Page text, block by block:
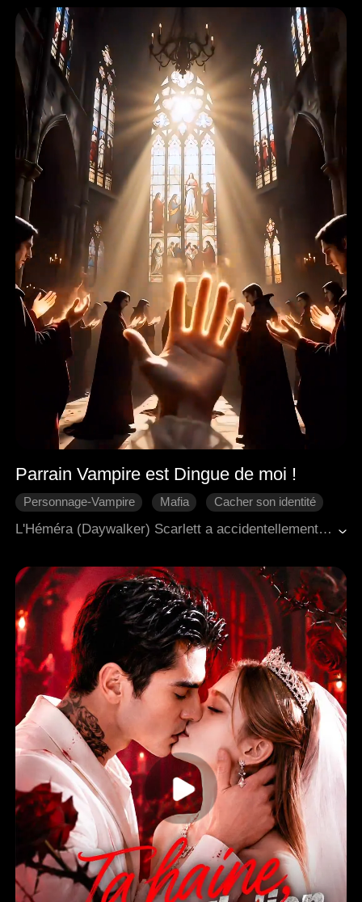
Parrain Vampire est Dingue de moi !
Personnage-Vampire Mafia
Cacher son identité
Scénario-Trahison
Super pouvoirs
L'Héméra (Daywalker) Scarlett a accidentellement sauvé Daniel, un seigneur vampire et parrain de la mafia. En raison du caractère unique de son sang, elle a attiré l'attention de vampires qui la traquaient. Au moment critique, Daniel est apparu et l'a secourue. Cependant, à cause des souvenirs traumatisants de l'enfance de Scarlett, il n'a eu d'autre choix que de cacher sa véritable identité de vampire. Sous sa protection débordante et attentionnée, Scarlett est tombée peu à peu amoureuse de lui. Mais soudain, la fiancée de Daniel, Zoe, est apparue et a impitoyablement révélé son identité de vampire.